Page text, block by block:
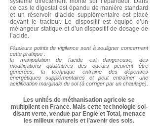
ce cas le digestat est épandu de manière standard
et un réservoir d’acide supplémentaire est placé
devant le tracteur. Le dispositif est équipé d’un
mélangeur statique et d’un dispositif de dosage de
l’acide.
Plusieurs points de vigilance sont à souligner concernant
cette pratique :
la manipulation de l’acide est dangereuse, des
modifications qualitatives des odeurs peuvent être
générées, la technique entraine des dépenses
énergétiques supplémentaires et peut entraîner une
acidification marginale du sol (à corriger par un chaulage).
Les unités de méthanisation agricole se
multiplient en France. Mais cette technologie soi-
disant verte, vendue par Engie et Total, menace
les milieux naturels et l’avenir des sols.